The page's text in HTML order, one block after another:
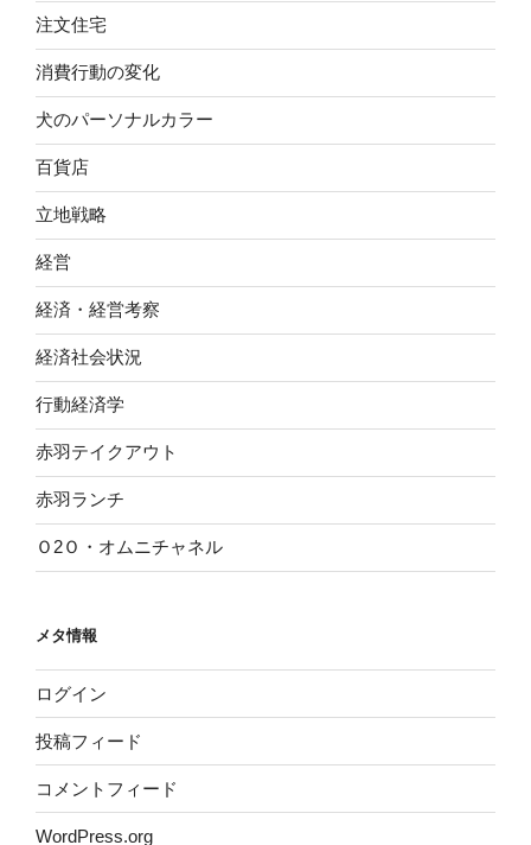
注文住宅
消費行動の変化
犬のパーソナルカラー
百貨店
立地戦略
経営
経済・経営考察
経済社会状況
行動経済学
赤羽テイクアウト
赤羽ランチ
Ｏ2Ｏ・オムニチャネル
メタ情報
ログイン
投稿フィード
コメントフィード
WordPress.org